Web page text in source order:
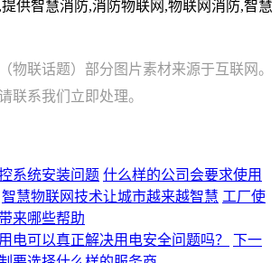
供智慧消防,消防物联网,物联网消防,智慧
物联话题）部分图片素材来源于互联网。
联系我们立即处理。
系统安装问题 什么样的公司会要求使用
智慧物联网技术让城市越来越智慧 工厂使
来哪些帮助
电可以真正解决用电安全问题吗？
下一